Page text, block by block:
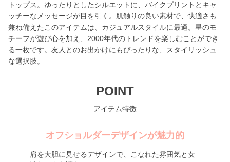
トップス。ゆったりとしたシルエットに、バイクプリントとキャ
ッチーなメッセージが目を引く。肌触りの良い素材で、快適さも
兼ね備えたこのアイテムは、カジュアルスタイルに最適。星のモ
チーフが遊び心を加え、2000年代のトレンドを楽しむことができ
る一枚です。友人とのお出かけにもぴったりな、スタイリッシュ
な選択肢。
POINT
アイテム特徴
オフショルダーデザインが魅力的
肩を大胆に見せるデザインで、こなれた雰囲気と女